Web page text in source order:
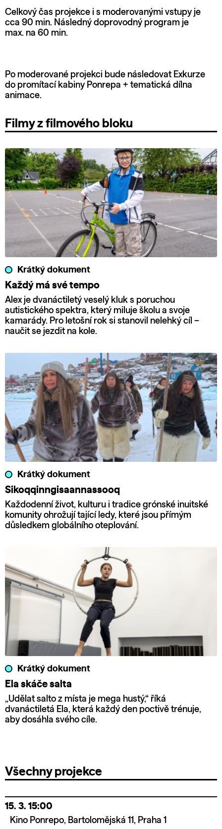
Celkový čas projekce i s moderovanými vstupy je
cca 90 min. Následný doprovodný program je
max. na 60 min.
Po moderované projekci bude následovat Exkurze
do promítací kabiny Ponrepa + tematická dílna
animace.
Filmy z filmového bloku
Krátký dokument
Každý má své tempo
Alex je dvanáctiletý veselý kluk s poruchou
autistického spektra, který miluje školu a svoje
kamarády. Pro letošní rok si stanovil nelehký cíl –
naučit se jezdit na kole.
Krátký dokument
Sikoqqinngisaannassooq
Každodenní život, kulturu i tradice grónské inuitské
komunity ohrožují tající ledy, které jsou přímým
důsledkem globálního oteplování.
Krátký dokument
Ela skáče salta
„Udělat salto z místa je mega hustý,“ říká
dvanáctiletá Ela, která každý den poctivě trénuje,
aby dosáhla svého cíle.
Všechny projekce
15. 3. 15:00
Kino Ponrepo, Bartolomějská 11, Praha 1